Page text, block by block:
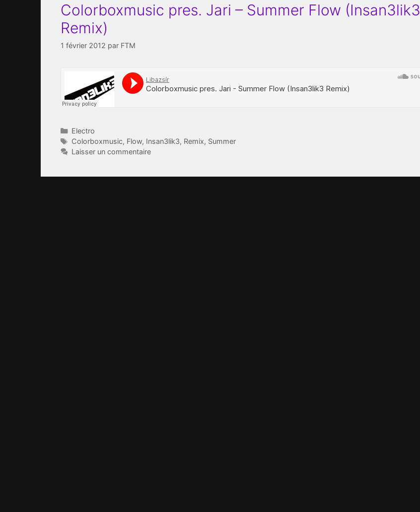
Colorboxmusic pres. Jari – Summer Flow (Insan3lik3
Remix)
1 février 2012 par FTM
Catégories
Electro
Étiquettes
Colorboxmusic, Flow, Insan3lik3, Remix, Summer
Laisser un commentaire